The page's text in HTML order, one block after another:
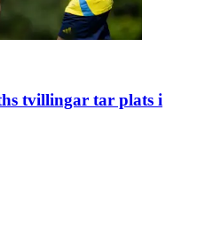
tvillingar tar plats i